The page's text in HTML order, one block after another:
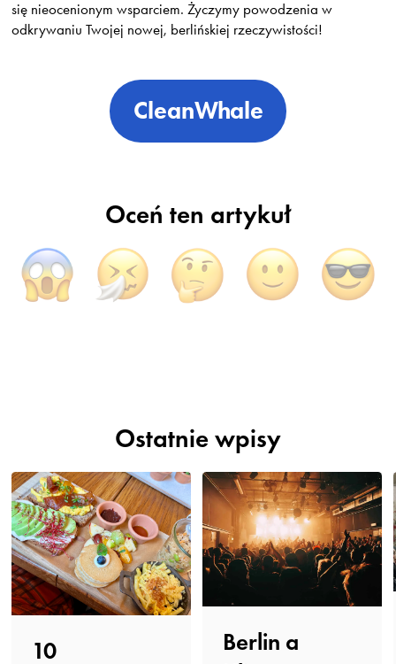
się nieocenionym wsparciem. Życzymy powodzenia w
odkrywaniu Twojej nowej, berlińskiej rzeczywistości!
CleanWhale
Oceń ten artykuł
Ostatnie wpisy
10
Berlin a